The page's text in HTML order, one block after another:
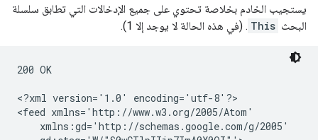
يستجيب الخادم بخلاصة تحتوي على جميع الإدخالات التي تطابق سلسلة
البحث This . (في هذه الحالة لا يوجد إلا 1).
200 OK
<?xml version='1.0' encoding='utf-8'?>
<feed xmlns='http://www.w3.org/2005/Atom'
    xmlns:gd='http://schemas.google.com/g/2005'